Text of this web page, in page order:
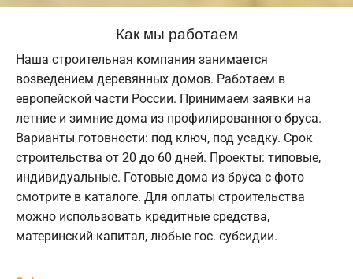
Как мы работаем
Наша строительная компания занимается
возведением деревянных домов. Работаем в
европейской части России. Принимаем заявки на
летние и зимние дома из профилированного бруса.
Варианты готовности: под ключ, под усадку. Срок
строительства от 20 до 60 дней. Проекты: типовые,
индивидуальные. Готовые дома из бруса с фото
смотрите в каталоге. Для оплаты строительства
можно использовать кредитные средства,
материнский капитал, любые гос. субсидии.